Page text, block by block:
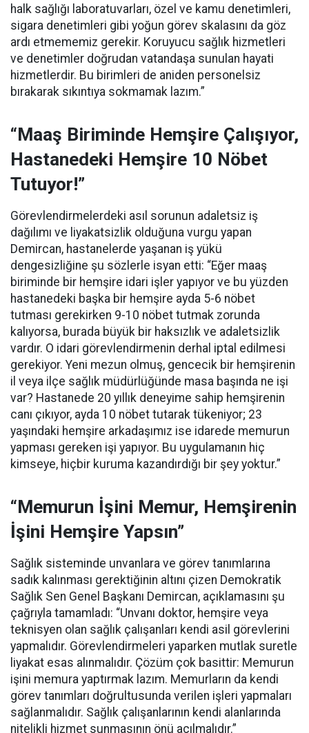
halk sağlığı laboratuvarları, özel ve kamu denetimleri,
sigara denetimleri gibi yoğun görev skalasını da göz
ardı etmememiz gerekir. Koruyucu sağlık hizmetleri
ve denetimler doğrudan vatandaşa sunulan hayati
hizmetlerdir. Bu birimleri de aniden personelsiz
bırakarak sıkıntıya sokmamak lazım.”
“Maaş Biriminde Hemşire Çalışıyor,
Hastanedeki Hemşire 10 Nöbet
Tutuyor!”
Görevlendirmelerdeki asıl sorunun adaletsiz iş
dağılımı ve liyakatsizlik olduğuna vurgu yapan
Demircan, hastanelerde yaşanan iş yükü
dengesizliğine şu sözlerle isyan etti: “Eğer maaş
biriminde bir hemşire idari işler yapıyor ve bu yüzden
hastanedeki başka bir hemşire ayda 5-6 nöbet
tutması gerekirken 9-10 nöbet tutmak zorunda
kalıyorsa, burada büyük bir haksızlık ve adaletsizlik
vardır. O idari görevlendirmenin derhal iptal edilmesi
gerekiyor. Yeni mezun olmuş, gencecik bir hemşirenin
il veya ilçe sağlık müdürlüğünde masa başında ne işi
var? Hastanede 20 yıllık deneyime sahip hemşirenin
canı çıkıyor, ayda 10 nöbet tutarak tükeniyor; 23
yaşındaki hemşire arkadaşımız ise idarede memurun
yapması gereken işi yapıyor. Bu uygulamanın hiç
kimseye, hiçbir kuruma kazandırdığı bir şey yoktur.”
“Memurun İşini Memur, Hemşirenin
İşini Hemşire Yapsın”
Sağlık sisteminde unvanlara ve görev tanımlarına
sadık kalınması gerektiğinin altını çizen Demokratik
Sağlık Sen Genel Başkanı Demircan, açıklamasını şu
çağrıyla tamamladı: “Unvanı doktor, hemşire veya
teknisyen olan sağlık çalışanları kendi asil görevlerini
yapmalıdır. Görevlendirmeleri yaparken mutlak suretle
liyakat esas alınmalıdır. Çözüm çok basittir: Memurun
işini memura yaptırmak lazım. Memurların da kendi
görev tanımları doğrultusunda verilen işleri yapmaları
sağlanmalıdır. Sağlık çalışanlarının kendi alanlarında
nitelikli hizmet sunmasının önü açılmalıdır.”